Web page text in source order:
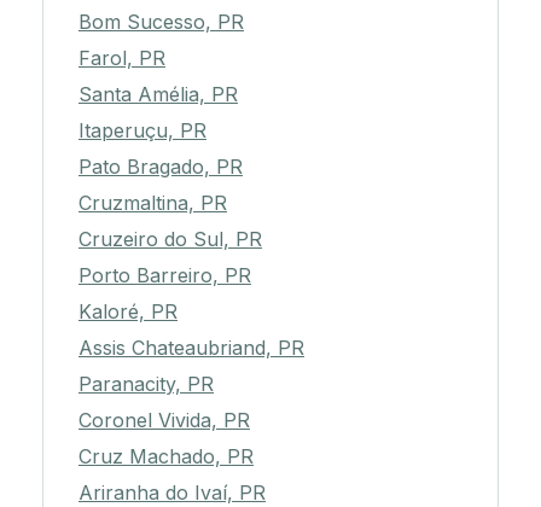
Bom Sucesso, PR
Farol, PR
Santa Amélia, PR
Itaperuçu, PR
Pato Bragado, PR
Cruzmaltina, PR
Cruzeiro do Sul, PR
Porto Barreiro, PR
Kaloré, PR
Assis Chateaubriand, PR
Paranacity, PR
Coronel Vivida, PR
Cruz Machado, PR
Ariranha do Ivaí, PR